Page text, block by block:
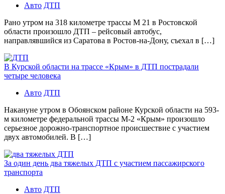
Авто ДТП
Рано утром на 318 километре трассы М 21 в Ростовской
области произошло ДТП – рейсовый автобус,
направлявшийся из Саратова в Ростов-на-Дону, съехал в […]
В Курской области на трассе «Крым» в ДТП пострадали
четыре человека
Авто ДТП
Накануне утром в Обоянском районе Курской области на 593-
м километре федеральной трассы М-2 «Крым» произошло
серьезное дорожно-транспортное происшествие с участием
двух автомобилей. В […]
За один день два тяжелых ДТП с участием пассажирского
транспорта
Авто ДТП